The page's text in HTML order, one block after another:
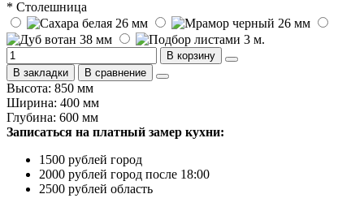
* Столешница
В корзину
В закладки
В сравнение
Высота: 850 мм
Ширина: 400 мм
Глубина: 600 мм
Записаться на платный замер кухни:
1500 рублей город
2000 рублей город после 18:00
2500 рублей область